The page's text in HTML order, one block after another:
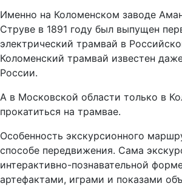
Именно на Коломенском заводе
Струве в 1891 году был выпущен
электрический трамвай в
Коломенский трамвай известен
России.
А в Московской области только в
прокатиться на трамвае.
Особенность экскурсионного
способе передвижения. Сама
интерактивно-познавательной
артефактами, играми и показами